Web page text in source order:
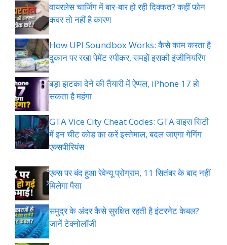
वायरलेस चार्जिंग में बार-बार हो रही दिक्कत? कहीं फोन
कवर तो नहीं है कारण
How UPI Soundbox Works: कैसे काम करता है
दुकान पर रखा पेमेंट स्पीकर, समझें इसकी इंजीनियरिंग
बड़ा झटका देने की तैयारी में ऐप्पल, iPhone 17 हो
सकता है महंगा
GTA Vice City Cheat Codes: GTA वाइस सिटी
में इन चीट कोड का करें इस्तेमाल, बदल जाएगा गेगिंग
एक्सपीरियंस
एक्स पर बंद हुआ रेवेन्यू प्रोग्राम, 11 सितंबर के बाद नहीं
मिलेगा पैसा
समुद्र के अंदर कैसे सुरक्षित रहती है इंटरनेट केबल?
जानें टेक्नोलॉजी